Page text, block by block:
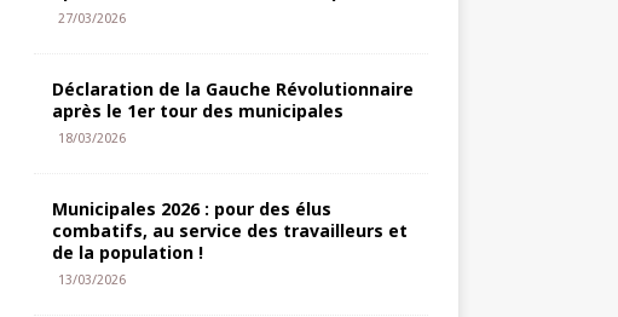
27/03/2026
Déclaration de la Gauche Révolutionnaire
après le 1er tour des municipales
18/03/2026
Municipales 2026 : pour des élus
combatifs, au service des travailleurs et
de la population !
13/03/2026